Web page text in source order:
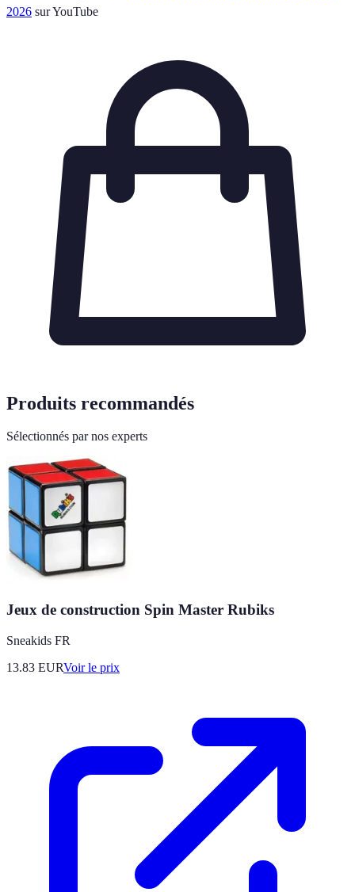
2026 sur YouTube
Produits recommandés
Sélectionnés par nos experts
Jeux de construction Spin Master Rubiks
Sneakids FR
13.83 EURVoir le prix